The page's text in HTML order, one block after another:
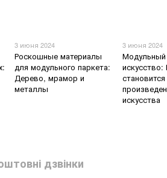
3 июня 2024
Роскошные материалы
для модульного паркета:
Дерево, мрамор и
металлы
3 июня 2024
Модульный
становится
искусства
дзвінки